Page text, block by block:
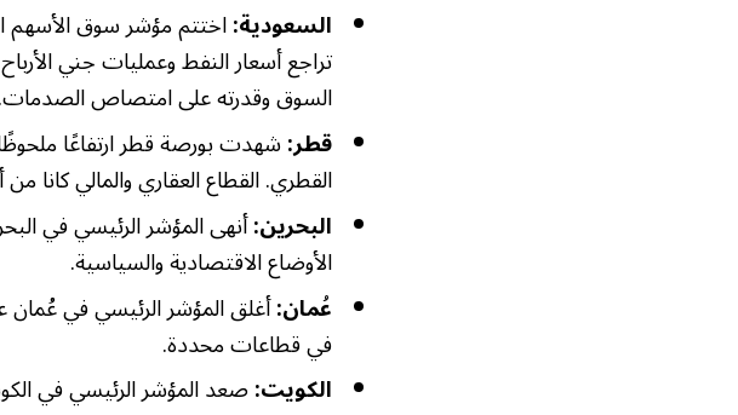
السعودية:اختتم مؤشر سوق الأسهم
تراجع أسعار النفط وعمليات جني
السوق وقدرته على امتصاص الصدمات.
قطر:
القطري. القطاع العقاري والمالي كانا
البحرين:أنهى المؤشر الرئيسي في
الأوضاع الاقتصادية والسياسية.
عُمان:
في قطاعات محددة.
الكويت:صعد المؤشر الرئيسي في الكويت بنسبة 0.8%، مسجلًا أداءً جيدًا